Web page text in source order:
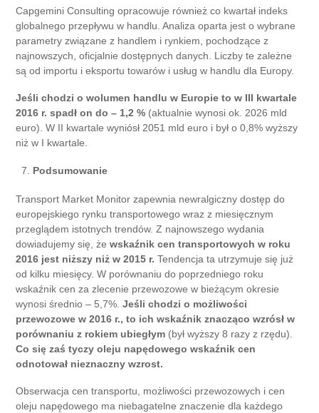
Capgemini Consulting opracowuje również co kwartał indeks
globalnego przepływu w handlu. Analiza oparta jest o wybrane
parametry związane z handlem i rynkiem, pochodzące z
najnowszych, oficjalnie dostępnych danych. Liczby te zależne
są od importu i eksportu towarów i usług w handlu dla Europy.
Jeśli chodzi o wolumen handlu w Europie to w III kwartale
2016 r. spadł on do – 1,2 % (aktualnie wynosi ok. 2026 mld
euro). W II kwartale wyniósł 2051 mld euro i był o 0,8% wyższy
niż w I kwartale.
Podsumowanie
Transport Market Monitor zapewnia newralgiczny dostęp do
europejskiego rynku transportowego wraz z miesięcznym
przeglądem istotnych trendów. Z najnowszego wydania
dowiadujemy się, żewskaźnik cen transportowych w roku
2016 jest niższy niż w 2015 r. Tendencja ta utrzymuje się już
od kilku miesięcy. W porównaniu do poprzedniego roku
wskaźnik cen za zlecenie przewozowe w bieżącym okresie
wynosi średnio – 5,7%.Jeśli chodzi o możliwości
przewozowe w 2016 r., to ich wskaźnik znacząco wzrósł w
porównaniu z rokiem ubiegłym (był wyższy 8 razy z rzędu).
Co się zaś tyczy oleju napędowego wskaźnik cen
odnotował nieznaczny wzrost.
Obserwacja cen transportu, możliwości przewozowych i cen
oleju napędowego ma niebagatelne znaczenie dla każdego